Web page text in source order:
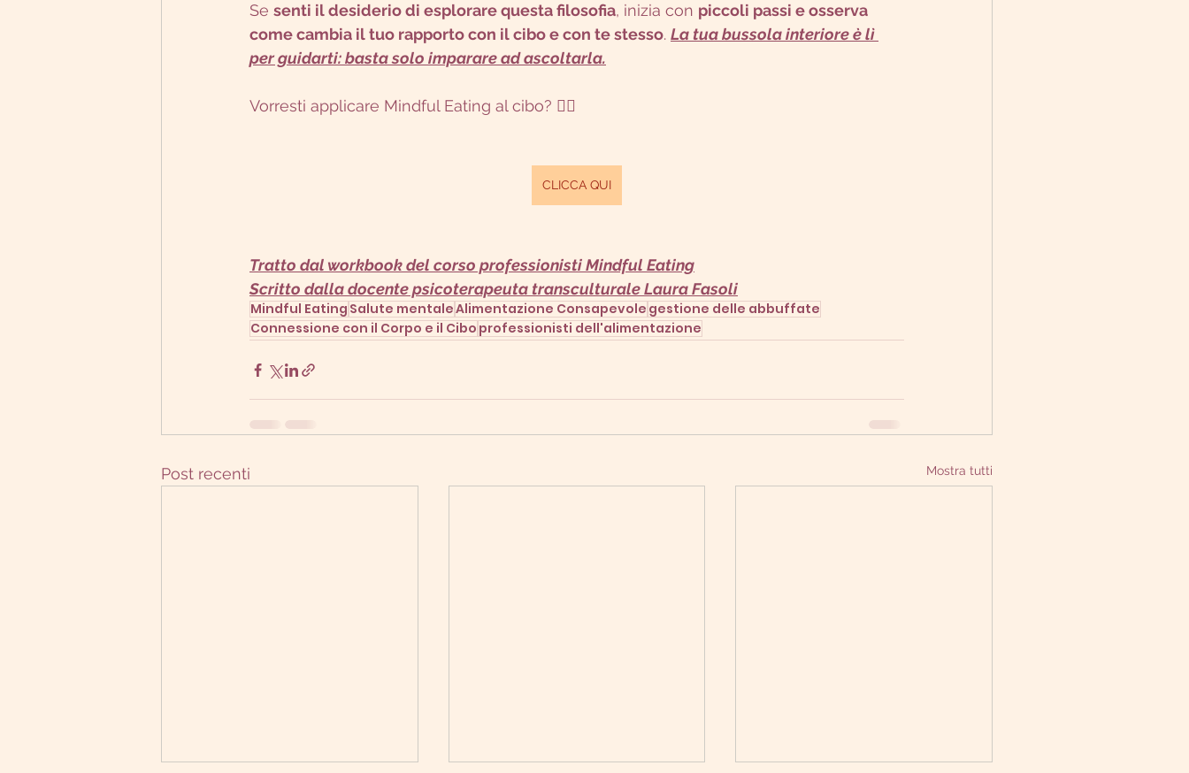
Se senti il desiderio di esplorare questa filosofia, inizia con piccoli passi e osserva
come cambia il tuo rapporto con il cibo e con te stesso. La tua bussola interiore è lì
per guidarti: basta solo imparare ad ascoltarla.
Vorresti applicare Mindful Eating al cibo? 👇🏼
CLICCA QUI
Tratto dal workbook del corso professionisti Mindful Eating
Scritto dalla docente psicoterapeuta transculturale Laura Fasoli
Mindful Eating Salute mentaleAlimentazione Consapevole gestione delle abbuffate
Connessione con il Corpo e il Cibo professionisti dell'alimentazione
Post recenti Mostra tutti